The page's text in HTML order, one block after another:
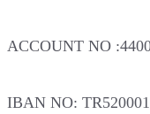
ACCOUNT NO
IBAN NO: